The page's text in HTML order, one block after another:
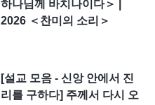
하나님께 바치나이다＞ |
2026 ＜찬미의 소리＞
[설교 모음 - 신앙 안에서 진
리를 구하다] 주께서 다시 오